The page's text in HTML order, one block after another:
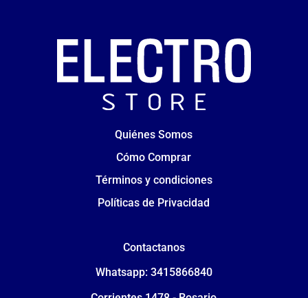
Quiénes Somos
Cómo Comprar
Términos y condiciones
Políticas de Privacidad
Contactanos
Whatsapp: 3415866840